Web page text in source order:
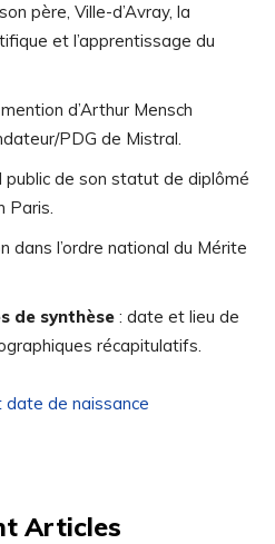
père, Ville-d’Avray, la
et l’apprentissage du
d’Arthur Mensch
PDG de Mistral.
public de son statut de diplômé
Paris.
dans l’ordre national du Mérite
de synthèse : date et lieu de
récapitulatifs.
date de naissance
Articles